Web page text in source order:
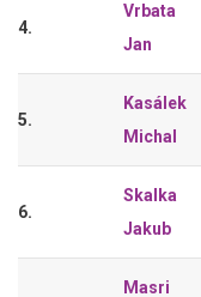
4.
Vrbata
Jan
5.
Kasálek
Michal
6.
Skalka
Jakub
Masri